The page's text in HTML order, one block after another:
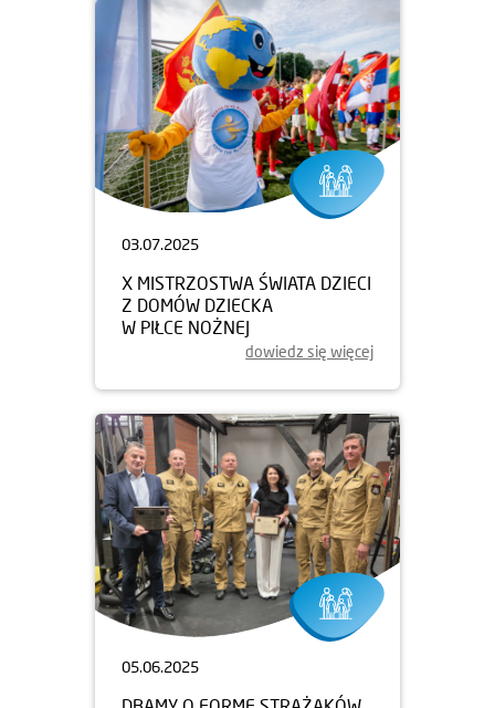
03.07.2025
X MISTRZOSTWA ŚWIATA DZIECI
Z DOMÓW DZIECKA
W PIŁCE NOŻNEJ
dowiedz się więcej
05.06.2025